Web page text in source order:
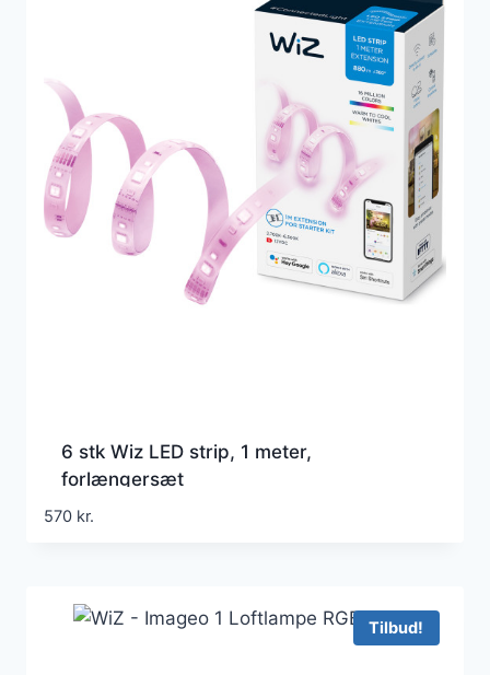
6 stk Wiz LED strip, 1 meter,
forlængersæt
570 kr.
Tilbud!